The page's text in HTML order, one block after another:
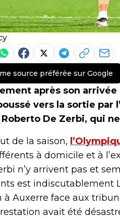
source préférée sur Google
après son
vers la sortie par
De Zerbi, qui
de la saison,
à domicile et à
n’y arrivent pas et
est indiscutablement
Auxerre face aux
avait été